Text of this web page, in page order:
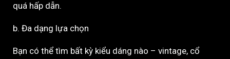
quá hấp dẫn.
b. Đa dạng lựa chọn
Bạn có thể tìm bất kỳ kiểu dáng nào – vintage, cổ